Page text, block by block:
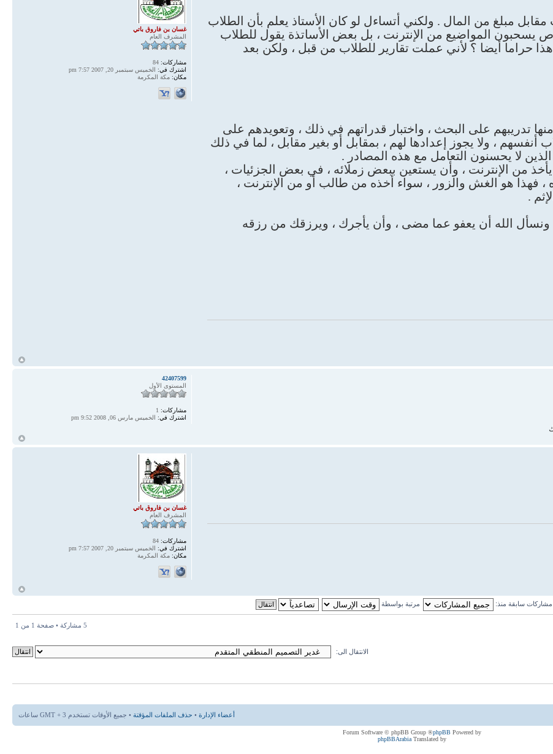
مبلغ من المال . ولكني أتساءل لو كان الأستاذ يعلم بأن الطلاب
يسحبون المواضيع من الإنترنت ، بل بعض الأساتذة يقول للطلاب
حراما أيضا ؟ لأني عملت تقارير للطلاب من قبل ، ولكن بعد
تدريبهم على البحث ، واختبار قدراتهم في ذلك ، وتعويدهم على
أنفسهم ، ولا يجوز إعدادها لهم ، بمقابل أو بغير مقابل ، لما في ذلك
لا يحسنون التعامل مع هذه المصادر .
من الإنترنت ، وأن يستعين ببعض زملائه ، في بعض الجزئيات ،
، فهذا هو الغش والزور ، سواء أخذه من طالب أو من الإنترنت ،
.
الله أن يعفو عما مضى ، وأن يأجرك ، ويرزقك من رزقه
غسان بن فاروق باتي
المشرف العام
مشاركات:
اشترك في: الخميس سبتمبر 20, 2007 7:57 pm
مكان: مكة المكرمة
42407599
المستوى الأول
مشاركات:
اشترك في: الخميس مارس 06, 2008 9:52 pm
غسان بن فاروق باتي
المشرف العام
مشاركات:
اشترك في: الخميس سبتمبر 20, 2007 7:57 pm
مكان: مكة المكرمة
سابقة منذ: مرتبة بواسطة
5 مشاركة • صفحة 1 من 1
الانتقال الى:
أعضاء الإدارة • حذف الملفات المؤقتة • جميع الأوقات تستخدم GMT + 3 ساعات
Powered by
phpBB
® Forum Software © phpBB Group
Translated by
phpBBArabia